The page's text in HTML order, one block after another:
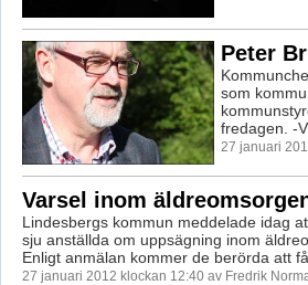
Peter
som
fredagen. -Vi
27 januari
Varsel inom
Lindesbergs kommun meddelade idag
sju anställda om uppsägning inom
Enligt anmälan kommer de berörda att få
27 januari 2012 klockan 12:40 av Fredrik